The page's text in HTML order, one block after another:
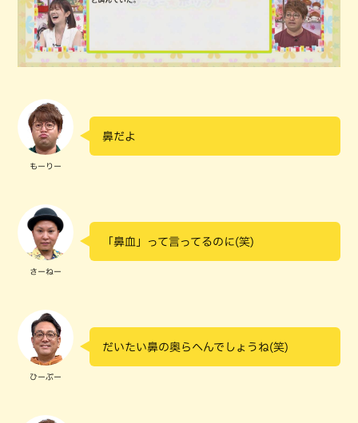
もーりー
鼻だよ
さーねー
「鼻血」って言ってるのに(笑)
ひーぷー
だいたい鼻の奥らへんでしょうね(笑)